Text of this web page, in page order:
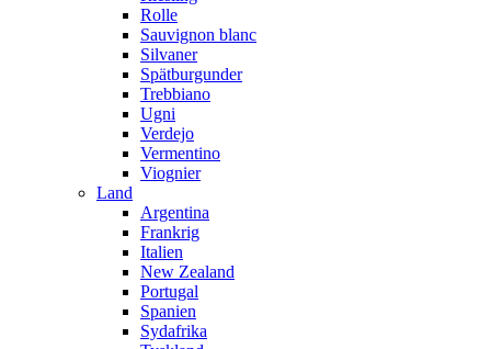
Rolle
Sauvignon blanc
Silvaner
Spätburgunder
Trebbiano
Ugni
Verdejo
Vermentino
Viognier
Land
Argentina
Frankrig
Italien
New Zealand
Portugal
Spanien
Sydafrika